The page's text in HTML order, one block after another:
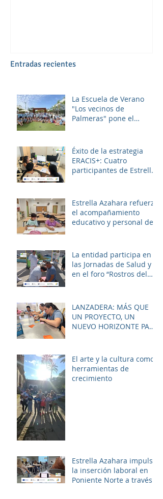
Entradas recientes
La Escuela de Verano
"Los vecinos de
Palmeras" pone el
convivencia y diversión.
Éxito de la estrategia
ERACIS+: Cuatro
participantes de Estrella
sociosanitario
Estrella Azahara refuerza
el acompañamiento
educativo y personal del
zona.
La entidad participa en
las Jornadas de Salud y
en el foro “Rostros del
para mejorar la
empleabilidad y el
bienestar de la zona.
LANZADERA: MÁS QUE
UN PROYECTO, UN
NUEVO HORIZONTE PARA
El arte y la cultura como
herramientas de
crecimiento
Estrella Azahara impulsa
la inserción laboral en
Poniente Norte a través